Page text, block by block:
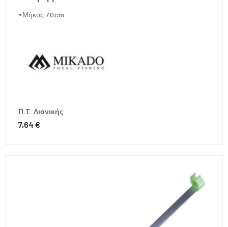
•Μήκος 70cm
Π.Τ. Λιανικής
7,64 €